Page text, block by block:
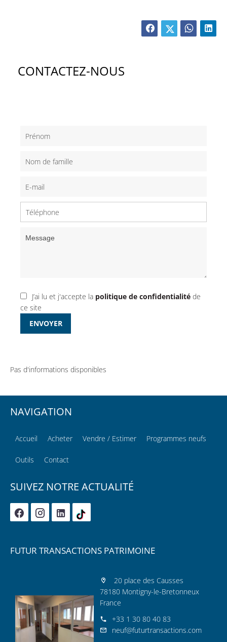
CONTACTEZ-NOUS
J’ai lu et j'accepte la politique de confidentialité de
ce site
ENVOYER
Pas d'informations disponibles
NAVIGATION
Accueil Acheter Vendre / Estimer Programmes neufs
Outils Contact
SUIVEZ NOTRE ACTUALITÉ
FUTUR TRANSACTIONS PATRIMOINE
20 place des Causses
78180 Montigny-le-Bretonneux
France
+33 1 30 80 40 83
neuf@futurtransactions.com